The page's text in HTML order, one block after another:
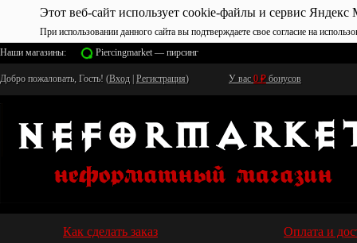
Этот веб-сайт использует cookie-файлы и сервис Яндекс
При использовании данного сайта вы подтверждаете свое согласие на
Наши магазины:
Piercingmarket — пирсинг
Добро пожаловать, Гость! (Вход Регистрация) У вас 0 ₽ бонусов
Как сделать заказ Оплата и